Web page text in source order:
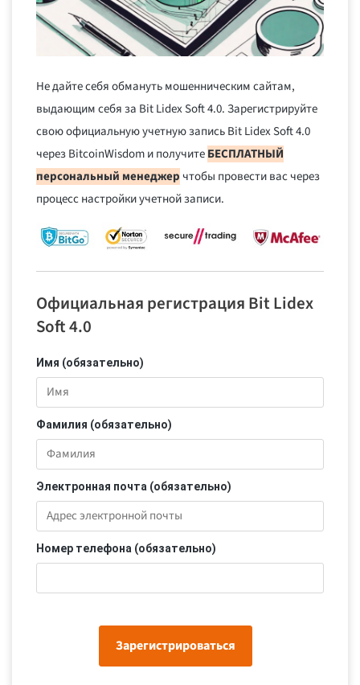
Не дайте себя обмануть мошенническим сайтам,
выдающим себя за Bit Lidex Soft 4.0. Зарегистрируйте
свою официальную учетную запись Bit Lidex Soft 4.0
через BitcoinWisdom и получитеБЕСПЛАТНЫЙ
персональный менеджерчтобы провести вас через
процесс настройки учетной записи.
Официальная регистрация Bit Lidex
Soft 4.0
Имя (обязательно)
Фамилия (обязательно)
Электронная почта (обязательно)
Номер телефона (обязательно)
Зарегистрироваться